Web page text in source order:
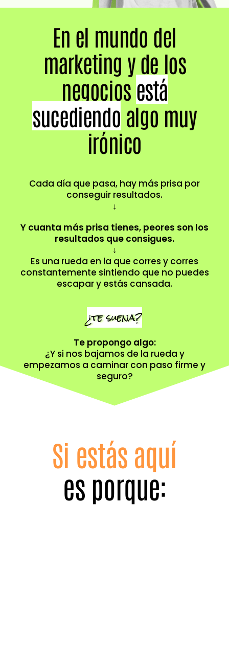
En el mundo del
marketing y de los
negocios está
sucediendo algo muy
irónico
Cada día que pasa, hay más prisa por
conseguir resultados.
↓
Y cuanta más prisa tienes, peores son los
resultados que consigues.
↓
Es una rueda en la que corres y corres
constantemente sintiendo que no puedes
escapar y estás cansada.
¿te suena?
Te propongo algo:
¿Y si nos bajamos de la rueda y
empezamos a caminar con paso firme y
seguro?
Si estás aquí
es porque: